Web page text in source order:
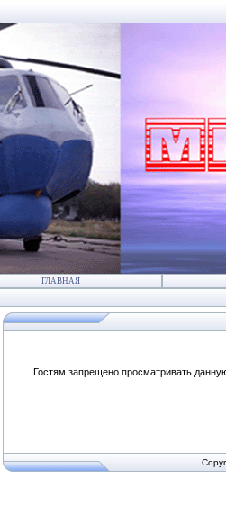
ГЛАВНАЯ
Гостям запрещено просматривать